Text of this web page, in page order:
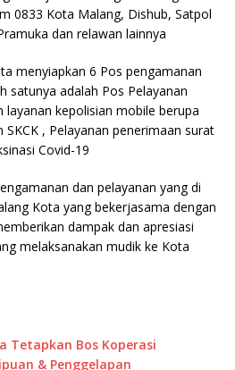
0833 Kota Malang, Dishub, Satpol
dan relawan lainnya
menyiapkan 6 Pos pengamanan
satunya adalah Pos Pelayanan
layanan kepolisian mobile berupa
, Pelayanan penerimaan surat
Covid-19
dan pelayanan yang di
Kota yang bekerjasama dengan
dampak dan apresiasi
melaksanakan mudik ke Kota
Tetapkan Bos Koperasi
& Penggelapan